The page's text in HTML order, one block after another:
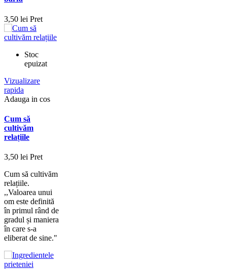
3,50 lei Pret
Stoc
epuizat
Vizualizare
rapida
Adauga in cos
Cum să
cultivăm
relațiile
3,50 lei Pret
Cum să cultivăm
relațiile.
,,Valoarea unui
om este definită
în primul rând de
gradul și maniera
în care s-a
eliberat de sine."